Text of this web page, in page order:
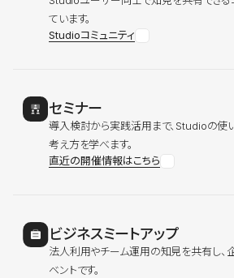
ています。
Studioコミュニティ
セミナー
導入検討から実践活用まで、Studioの使
考え方を学べます。
直近の開催情報はこちら
ビジネスミートアップ
法人利用やチーム運用の知見を共有し、
ベントです。